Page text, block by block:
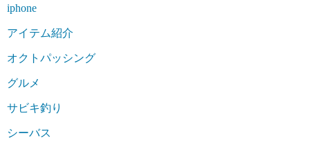
ー
ジ
iphone
アイテム紹介
オクトパッシング
グルメ
サビキ釣り
シーバス